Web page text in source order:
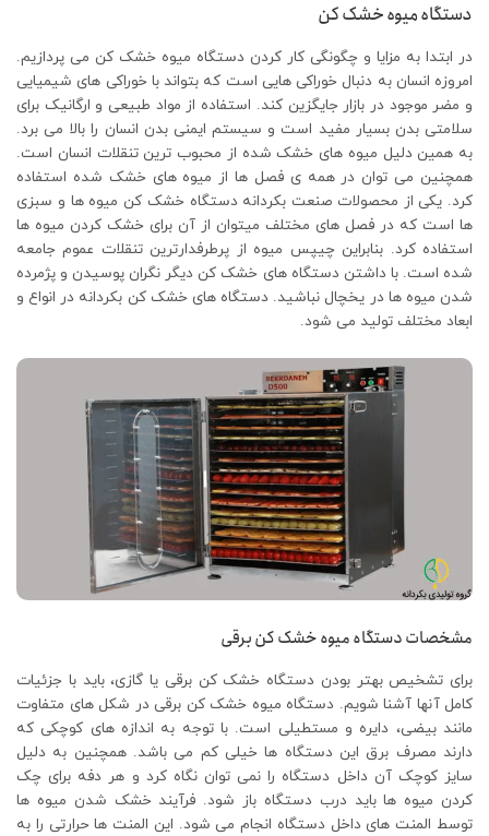
دستگاه میوه خشک کن
در ابتدا به مزایا و چگونگی کار کردن دستگاه میوه خشک کن می پردازیم.
امروزه انسان به دنبال خوراکی هایی است که بتواند با خوراکی های شیمیایی
و مضر موجود در بازار جایگزین کند. استفاده از مواد طبیعی و ارگانیک برای
سلامتی بدن بسیار مفید است و سیستم ایمنی بدن انسان را بالا می برد.
به همین دلیل میوه های خشک شده از محبوب ترین تنقلات انسان است.
همچنین می توان در همه ی فصل ها از میوه های خشک شده استفاده
کرد. یکی از محصولات صنعت بکردانه دستگاه خشک کن میوه ها و سبزی
ها است که در فصل های مختلف میتوان از آن برای خشک کردن میوه ها
استفاده کرد. بنابراین چیپس میوه از پرطرفدارترین تنقلات عموم جامعه
شده است. با داشتن دستگاه های خشک کن دیگر نگران پوسیدن و پژمرده
شدن میوه ها در یخچال نباشید. دستگاه های خشک کن بکردانه در انواع و
ابعاد مختلف تولید می شود.
مشخصات دستگاه میوه خشک کن برقی
برای تشخیص بهتر بودن دستگاه خشک کن برقی یا گازی، باید با جزئیات
کامل آنها آشنا شویم. دستگاه میوه خشک کن برقی در شکل های متفاوت
مانند بیضی، دایره و مستطیلی است. با توجه به اندازه های کوچکی که
دارند مصرف برق این دستگاه ها خیلی کم می باشد. همچنین به دلیل
سایز کوچک آن داخل دستگاه را نمی توان نگاه کرد و هر دفه برای چک
کردن میوه ها باید درب دستگاه باز شود. فرآیند خشک شدن میوه ها
توسط المنت های داخل دستگاه انجام می شود. این المنت ها حرارتی را به